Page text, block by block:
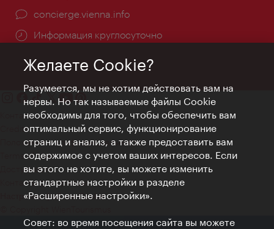
concierge.vienna.info
Информация круглосуточно
Контакт
Credits
Положение о конфиденциальности
Terms of Use
Доступность
Контакты для прессы
Настройки файлов Cookie
Желаете Cookie?
Разумеется, мы не хотим действовать вам на
нервы. Но так называемые файлы Cookie
необходимы для того, чтобы обеспечить вам
оптимальный сервис, функционирование
страниц и анализ, а также предоставить вам
содержимое с учетом ваших интересов. Если
вы этого не хотите, вы можете изменить
стандартные настройки в разделе
«Расширенные настройки».
Совет: во время посещения сайта вы можете